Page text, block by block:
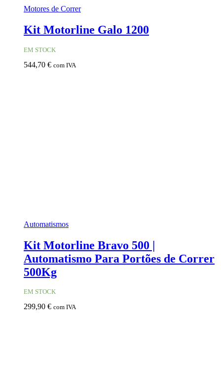
Motores de Correr
Kit Motorline Galo 1200
EM STOCK
544,70 € com IVA
Automatismos
Kit Motorline Bravo 500 |
Automatismo Para Portões de Correr
500Kg
EM STOCK
299,90 € com IVA